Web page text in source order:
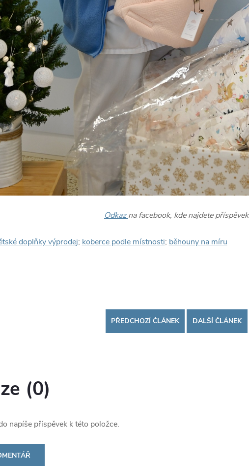
Odkazna facebook, kde najdete příspěvek
doplňky výprodej; koberce podle místnosti; běhouny na míru
PŘEDCHOZÍ ČLÁNEK DALŠÍ ČLÁNEK
(0)
napíše příspěvek k této položce.